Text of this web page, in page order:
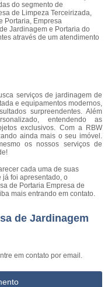
do segmento de
de Limpeza Terceirizada,
Portaria, Empresa
Jardinagem e Portaria do
através de um atendimento
serviços de jardinagem de
e equipamentos modernos,
surpreendentes. Além
entendendo as
exclusivos. Com a RBW
ainda mais o seu imóvel.
os nossos serviços de
cada uma de suas
já foi apresentado, o
de Portaria Empresa de
mais entrando em contato.
de Jardinagem
em contato por email.